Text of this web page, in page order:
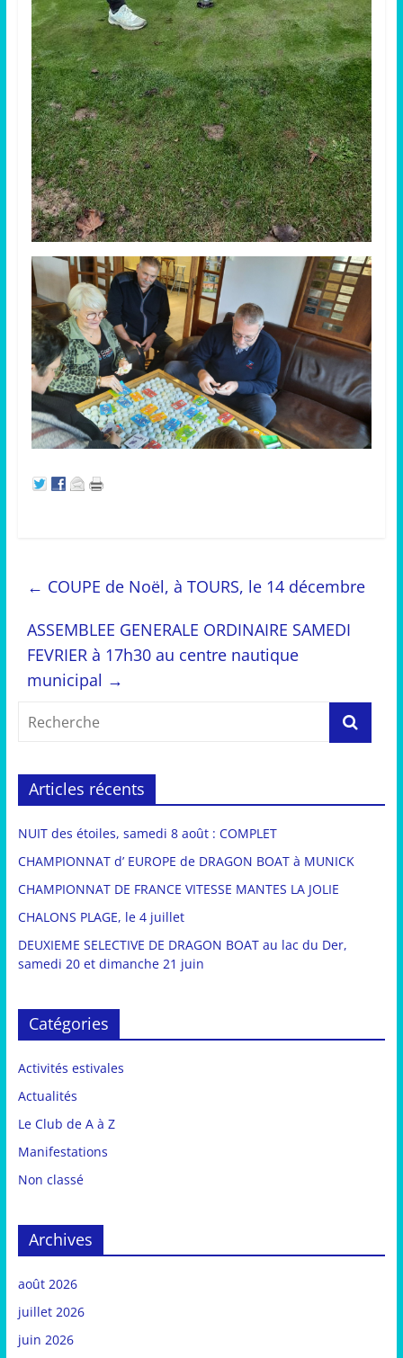
← COUPE de Noël, à TOURS, le 14 décembre
ASSEMBLEE GENERALE ORDINAIRE SAMEDI
FEVRIER à 17h30 au centre nautique
municipal →
Articles récents
NUIT des étoiles, samedi 8 août : COMPLET
CHAMPIONNAT d’ EUROPE de DRAGON BOAT à MUNICK
CHAMPIONNAT DE FRANCE VITESSE MANTES LA JOLIE
CHALONS PLAGE, le 4 juillet
DEUXIEME SELECTIVE DE DRAGON BOAT au lac du Der,
samedi 20 et dimanche 21 juin
Catégories
Activités estivales
Actualités
Le Club de A à Z
Manifestations
Non classé
Archives
août 2026
juillet 2026
juin 2026